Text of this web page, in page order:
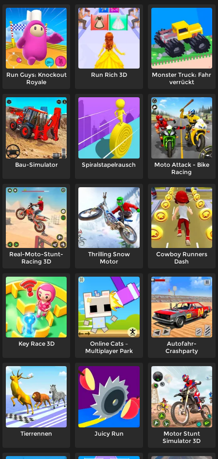
Run Guys: Knockout
Royale
Run Rich 3D
Monster Truck: Fahr
verrückt
Bau-Simulator Spiralstapelrausch
Moto Attack - Bike
Racing
Real-Moto-Stunt-
Racing 3D
Thrilling Snow
Motor
Cowboy Runners
Dash
Key Race 3D
Online Cats –
Multiplayer Park
Autofahr-
Crashparty
Tierrennen Juicy Run
Motor Stunt
Simulator 3D